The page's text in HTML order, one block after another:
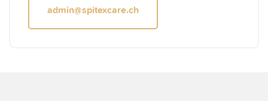
admin@spitexcare.ch